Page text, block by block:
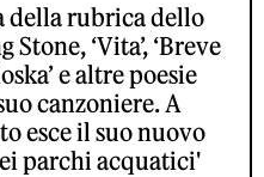
della rubrica dello
‘Vita’, ‘Breve
e altre poesie
canzoniere. A
esce il suo nuovo
parchi acquatici'